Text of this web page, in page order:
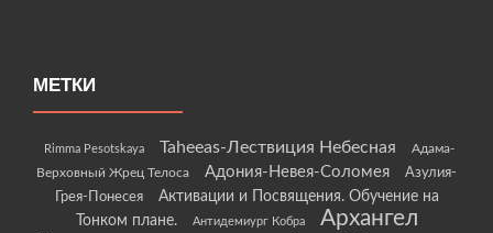
МЕТКИ
Rimma Pesotskaya Taheeas-Лествиция Небесная
Адама-
Верховный Жрец Телоса
Адония-Невея-Соломея
Азулия-
Грея-Понесея
Активации и Посвящения. Обучение на
Тонком плане.
Антидемиург Кобра
Архангел